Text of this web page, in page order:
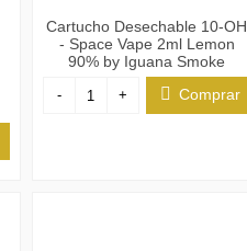
Cartucho Desechable 10-OH
- Space Vape 2ml Lemon
90% by Iguana Smoke
- + Comprar